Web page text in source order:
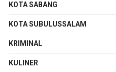
KOTA SABANG
KOTA SUBULUSSALAM
KRIMINAL
KULINER